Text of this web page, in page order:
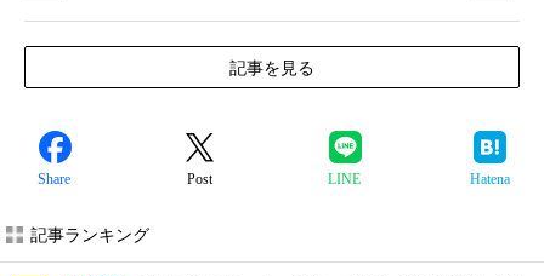
記事を見る
Share Post LINE Hatena
記事ランキング